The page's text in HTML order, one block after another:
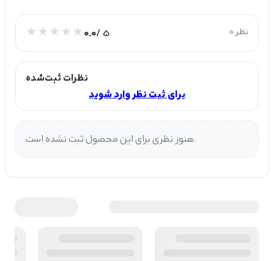
0.0/ 5 0 نظر
نظرات ثبت‌شده
برای ثبت نظر وارد شوید
هنوز نظری برای این محصول ثبت نشده است.